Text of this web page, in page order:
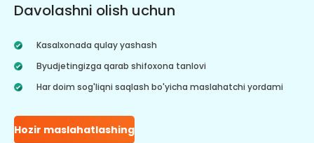
Davolashni olish uchun
Kasalxonada qulay yashash
Byudjetingizga qarab shifoxona tanlovi
Har doim sog'liqni saqlash bo'yicha maslahatchi yordami
Hozir maslahatlashing